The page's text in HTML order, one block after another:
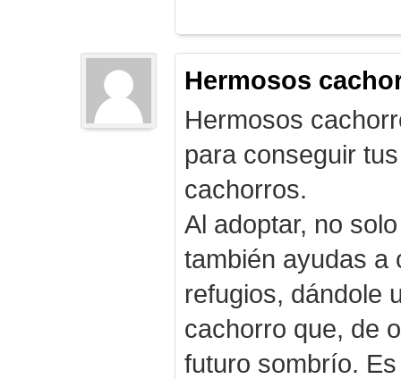
Hermosos
Hermosos
para conseguir
cachorros.
Al adoptar, no
también ayudas a
refugios, dándole
cachorro que, de
futuro sombrío.